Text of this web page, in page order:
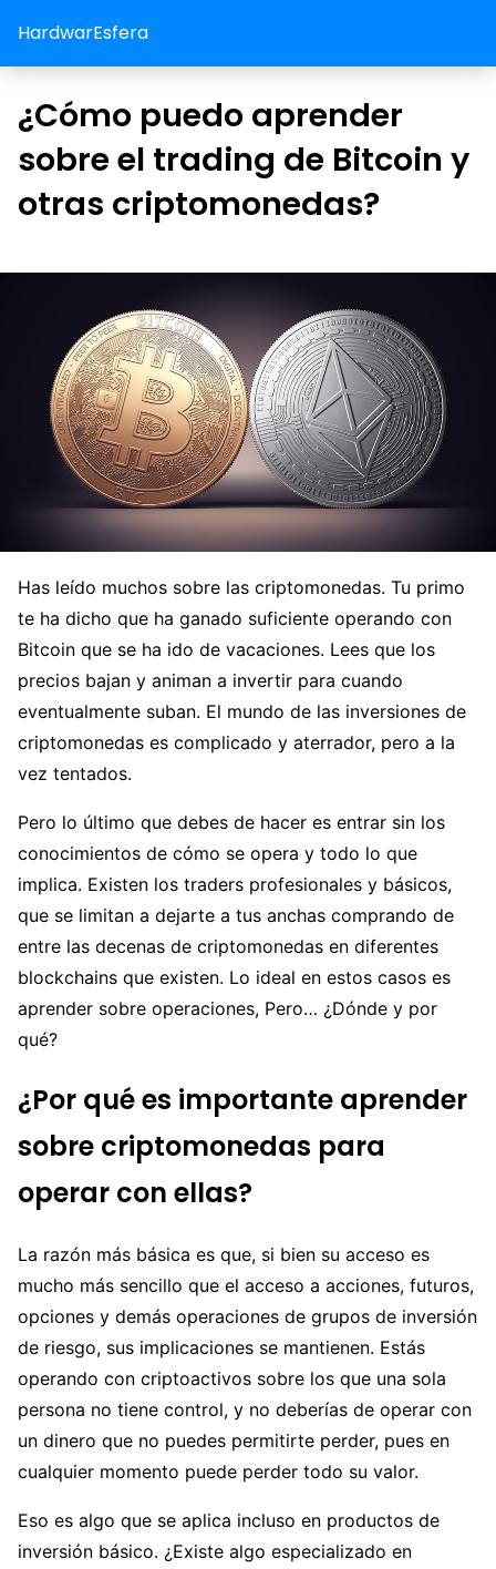
HardwarEsfera
¿Cómo puedo aprender
sobre el trading de Bitcoin y
otras criptomonedas?
Has leído muchos sobre las criptomonedas. Tu primo
te ha dicho que ha ganado suficiente operando con
Bitcoin que se ha ido de vacaciones. Lees que los
precios bajan y animan a invertir para cuando
eventualmente suban. El mundo de las inversiones de
criptomonedas es complicado y aterrador, pero a la
vez tentados.
Pero lo último que debes de hacer es entrar sin los
conocimientos de cómo se opera y todo lo que
implica. Existen los traders profesionales y básicos,
que se limitan a dejarte a tus anchas comprando de
entre las decenas de criptomonedas en diferentes
blockchains que existen. Lo ideal en estos casos es
aprender sobre operaciones, Pero… ¿Dónde y por
qué?
¿Por qué es importante aprender
sobre criptomonedas para
operar con ellas?
La razón más básica es que, si bien su acceso es
mucho más sencillo que el acceso a acciones, futuros,
opciones y demás operaciones de grupos de inversión
de riesgo, sus implicaciones se mantienen. Estás
operando con criptoactivos sobre los que una sola
persona no tiene control, y no deberías de operar con
un dinero que no puedes permitirte perder, pues en
cualquier momento puede perder todo su valor.
Eso es algo que se aplica incluso en productos de
inversión básico. ¿Existe algo especializado en